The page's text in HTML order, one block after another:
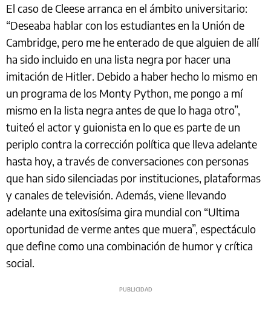
El caso de Cleese arranca en el ámbito universitario:
“Deseaba hablar con los estudiantes en la Unión de
Cambridge, pero me he enterado de que alguien de allí
ha sido incluido en una lista negra por hacer una
imitación de Hitler. Debido a haber hecho lo mismo en
un programa de los Monty Python, me pongo a mí
mismo en la lista negra antes de que lo haga otro”,
tuiteó el actor y guionista en lo que es parte de un
periplo contra la corrección política que lleva adelante
hasta hoy, a través de conversaciones con personas
que han sido silenciadas por instituciones, plataformas
y canales de televisión. Además, viene llevando
adelante una exitosísima gira mundial con “Ultima
oportunidad de verme antes que muera”, espectáculo
que define como una combinación de humor y crítica
social.